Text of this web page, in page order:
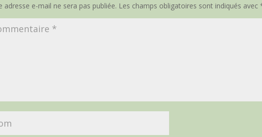
adresse e-mail ne sera pas publiée. Les champs obligatoires sont indiqués avec